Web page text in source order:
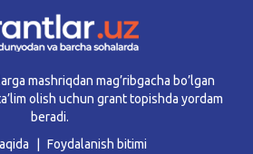
mashriqdan mag’ribgacha bo’lgan
olish uchun grant topishda yordam
beradi.
Foydalanish bitimi